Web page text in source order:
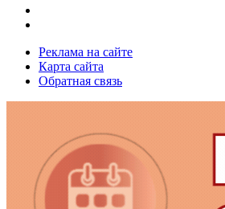
Реклама на сайте
Карта сайта
Обратная связь